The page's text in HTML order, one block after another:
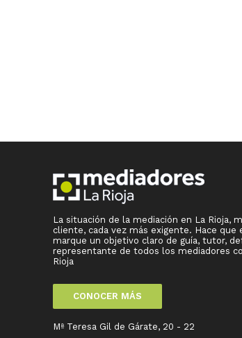
La situación de la mediación en La Rioja,
cliente, cada vez más exigente. Hace que
marque un objetivo claro de guía, tutor,
representante de todos los mediadores
Rioja
CONOCER MÁS
Mª Teresa Gil de Gárate, 20 - 22